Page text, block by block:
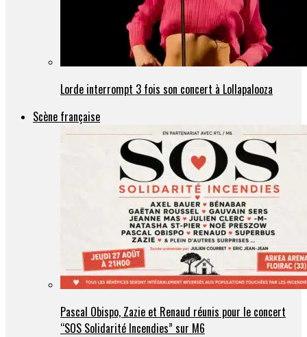
Lorde interrompt 3 fois son concert à Lollapalooza
Scène française
Pascal Obispo, Zazie et Renaud réunis pour le concert
“SOS Solidarité Incendies” sur M6